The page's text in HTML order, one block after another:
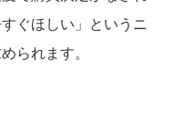
ぐほしい」というニ
られます。